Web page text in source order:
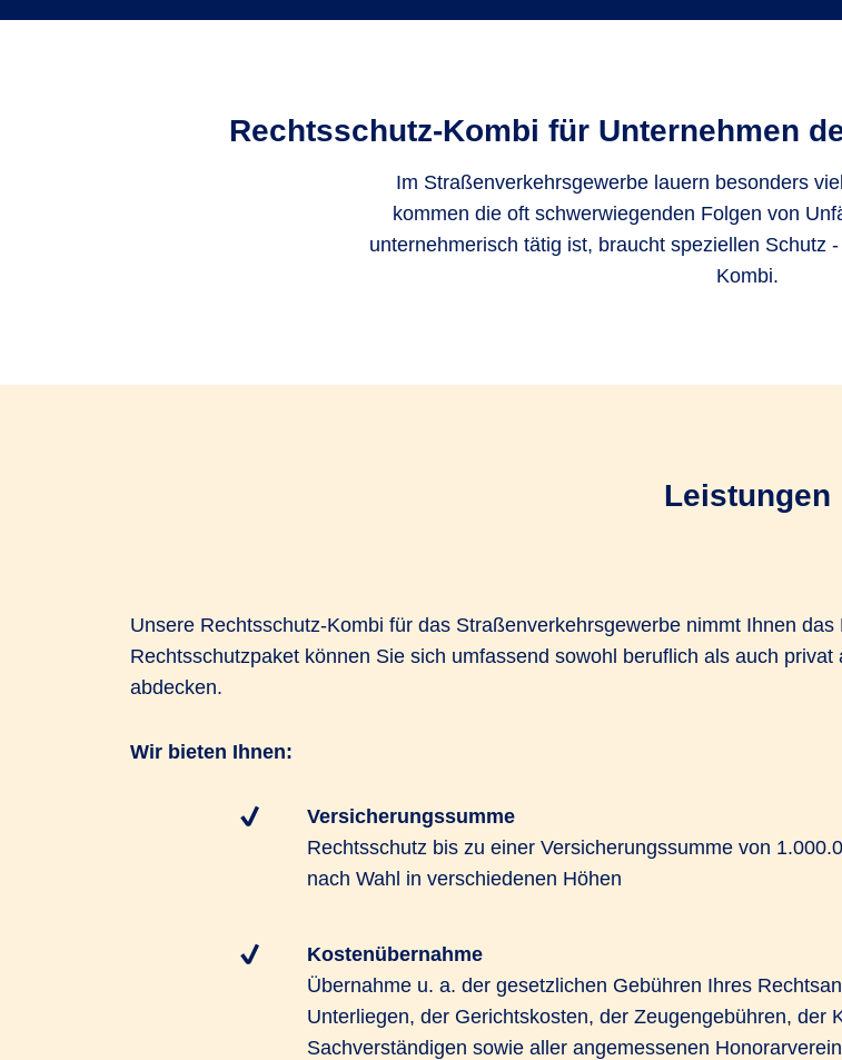
Rechts­schutz-Kombi für Unternehmen
Im Straßenverkehrsgewerbe lauern besonders
kommen die oft schwerwiegenden Folgen von
unternehmerisch tätig ist, braucht speziellen Schutz
Kombi.
Leistungen
Unsere Rechtsschutz-Kombi für das Straßenverkehrsgewerbe nimmt Ihnen
Rechtsschutzpaket können Sie sich umfassend sowohl beruflich als auch
abdecken.
Wir bieten Ihnen:
Versicherungssumme
Rechtsschutz bis zu einer Versicherungssumme von
nach Wahl in verschiedenen Höhen
Kostenübernahme
Übernahme u. a. der gesetzlichen Gebühren Ihres
Unterliegen, der Gerichtskosten, der Zeugengebühren, der
Sachverständigen sowie aller angemessenen